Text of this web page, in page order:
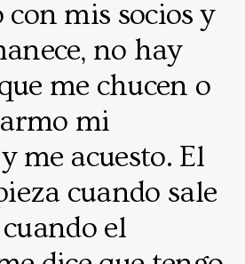
mis socios y
no hay
me chucen o
mi
me acuesto. El
cuando sale
el